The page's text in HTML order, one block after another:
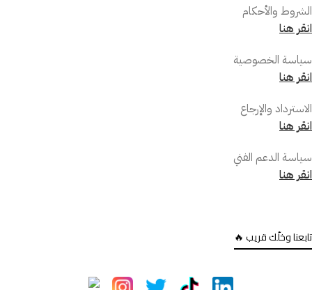
الشروط والأحكام
انقر هنا
سياسة الخصوصية
انقر هنا
الاسترداد والإرجاع
انقر هنا
سياسة الدعم الفني
انقر هنا
تابعنا وخلّك قريب 🔥